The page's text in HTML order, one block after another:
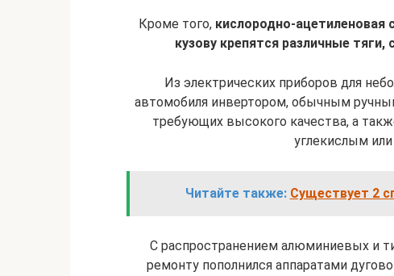
Кроме того, кислородно-ацетиленовая
кузову крепятся различные
Из электрических приборов для
автомобиля инвертором, обычным
требующих высокого качества, а
углекислым
Читайте также: Существует 2
С распространением алюминиевых и
ремонту пополнился аппаратами